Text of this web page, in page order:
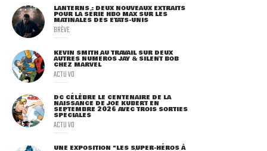
LANTERNS : DEUX NOUVEAUX EXTRAITS
POUR LA SÉRIE HBO MAX SUR LES
MATINALES DES ETATS-UNIS
BRÈVE
KEVIN SMITH AU TRAVAIL SUR DEUX
AUTRES NUMÉROS JAY & SILENT BOB
CHEZ MARVEL
ACTU VO
DC CÉLÈBRE LE CENTENAIRE DE LA
NAISSANCE DE JOE KUBERT EN
SEPTEMBRE 2026 AVEC TROIS SORTIES
SPÉCIALES
ACTU VO
UNE EXPOSITION "LES SUPER-HÉROS À